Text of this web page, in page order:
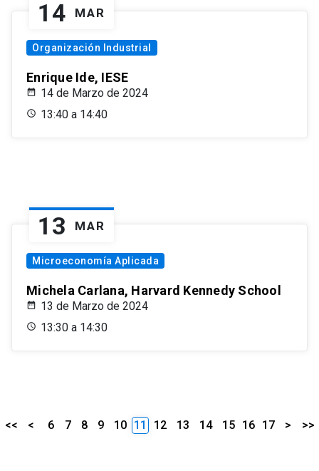
14 MAR
Organización Industrial
Enrique Ide, IESE
14 de Marzo de 2024
13:40 a 14:40
13 MAR
Microeconomía Aplicada
Michela Carlana, Harvard Kennedy School
13 de Marzo de 2024
13:30 a 14:30
<< < 6 7 8 9 10 11 12 13 14 15 16 17 > >>